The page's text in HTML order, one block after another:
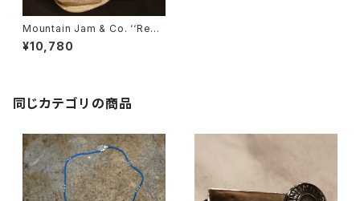
Mountain Jam & Co. ‘‘Redd
ing’’
¥10,780
同じカテゴリの商品